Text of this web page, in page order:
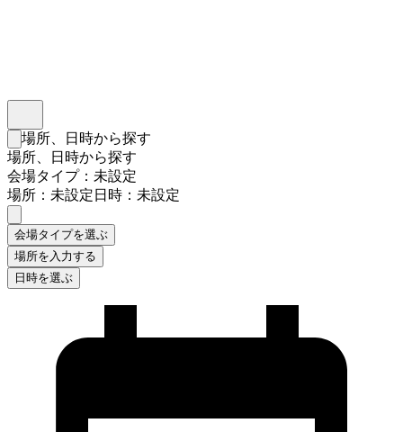
検索フォームを閉じる
場所、日時から探す
場所、日時から探す
会場タイプ：未設定
場所：未設定日時：未設定
会場タイプを選ぶ
場所を入力する
日時を選ぶ